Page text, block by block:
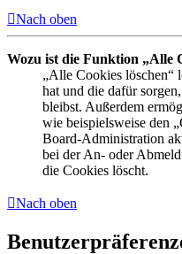
Nach oben
Wozu ist die Funktion „Alle
„Alle Cookies löschen“
hat und die dafür
bleibst. Außerdem
wie beispielsweise den
Board-Administration
bei der An- oder
die Cookies löscht.
Nach oben